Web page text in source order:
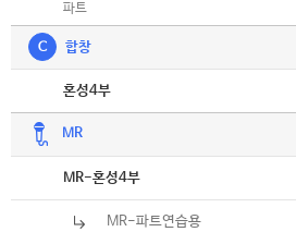
파트
C 합창
혼성4부
MR
MR-혼성4부
MR-파트연습용